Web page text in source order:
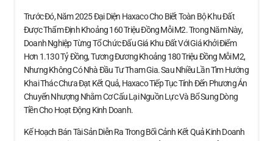
Trước Đó, Năm 2025 Đại Diện Haxaco Cho Biết Toàn Bộ Khu Đất
Được Thẩm Định Khoảng 160 Triệu Đồng Mỗi M2. Trong Năm Này,
Doanh Nghiệp Từng Tổ Chức Đấu Giá Khu Đất Với Giá Khởi Điểm
Hơn 1.130 Tỷ Đồng, Tương Đương Khoảng 180 Triệu Đồng Mỗi M2,
Nhưng Không Có Nhà Đầu Tư Tham Gia. Sau Nhiều Lần Tìm Hướng
Khai Thác Chưa Đạt Kết Quả, Haxaco Tiếp Tục Tính Đến Phương Án
Chuyển Nhượng Nhằm Cơ Cấu Lại Nguồn Lực Và Bổ Sung Dòng
Tiền Cho Hoạt Động Kinh Doanh.
Kế Hoạch Bán Tài Sản Diễn Ra Trong Bối Cảnh Kết Quả Kinh Doanh